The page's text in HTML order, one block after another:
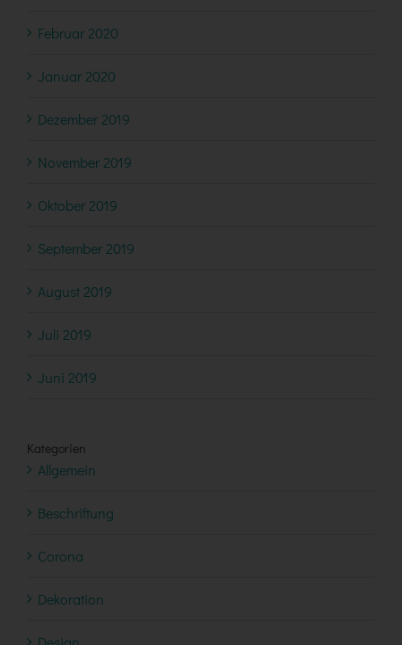
Februar 2020
Januar 2020
Dezember 2019
November 2019
Oktober 2019
September 2019
August 2019
Juli 2019
Juni 2019
Kategorien
Allgemein
Beschriftung
Corona
Dekoration